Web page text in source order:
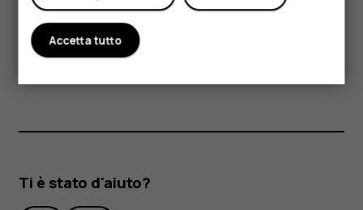
lasciare carte di credito o altri supporti di memorizzazione
magnetici vicino al dispositivo per lunghi periodi di tempo,
poiché le schede potrebbero danneggiarsi.
Ti è stato d'aiuto?
Accetta tutto